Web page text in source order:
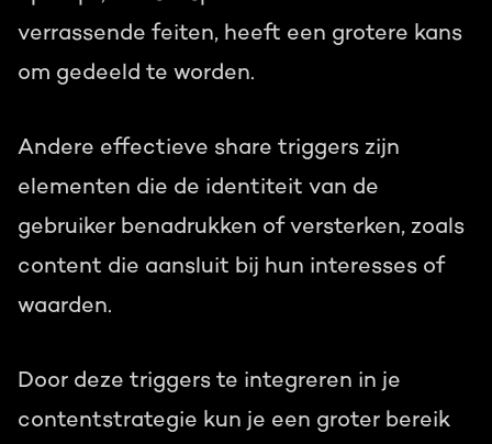
verrassende feiten, heeft een grotere kans
om gedeeld te worden.
Andere effectieve share triggers zijn
elementen die de identiteit van de
gebruiker benadrukken of versterken, zoals
content die aansluit bij hun interesses of
waarden.
Door deze triggers te integreren in je
contentstrategie kun je een groter bereik